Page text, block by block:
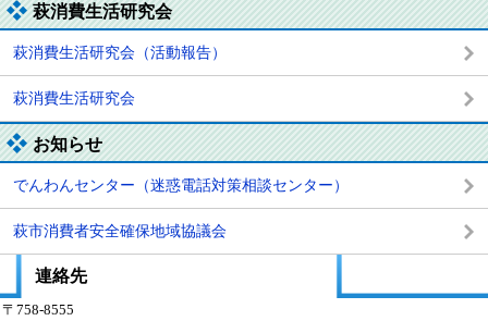
萩消費生活研究会
萩消費生活研究会（活動報告）
萩消費生活研究会
お知らせ
でんわんセンター（迷惑電話対策相談センター）
萩市消費者安全確保地域協議会
連絡先
〒758-8555